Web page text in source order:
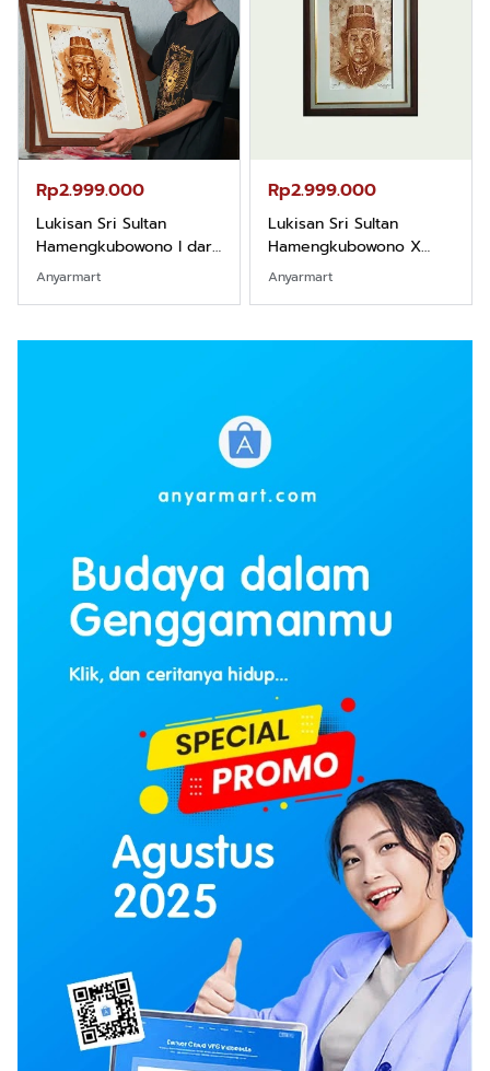
Rp2.999.000
Lukisan Sri Sultan
Hamengkubowono I dari
Kopi Karya Rudi Winarso
Anyarmart
Rp2.999.000
Lukisan Sri Sultan
Hamengkubowono X
dari Kopi Karya Rudi
Winarso
Anyarmart